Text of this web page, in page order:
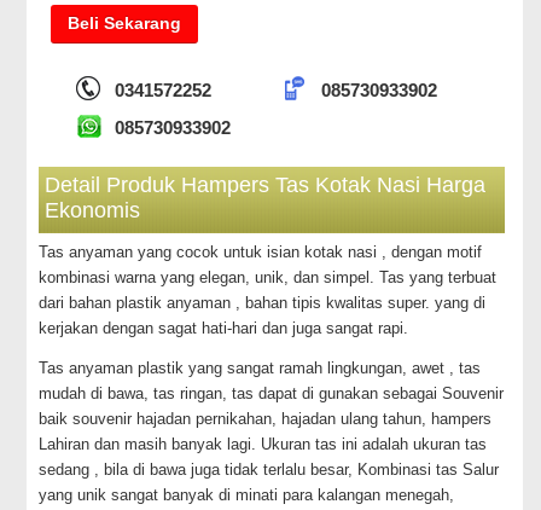
Beli Sekarang
0341572252
085730933902
085730933902
Detail Produk Hampers Tas Kotak Nasi Harga
Ekonomis
Tas anyaman yang cocok untuk isian kotak nasi , dengan motif
kombinasi warna yang elegan, unik, dan simpel. Tas yang terbuat
dari bahan plastik anyaman , bahan tipis kwalitas super. yang di
kerjakan dengan sagat hati-hari dan juga sangat rapi.
Tas anyaman plastik yang sangat ramah lingkungan, awet , tas
mudah di bawa, tas ringan, tas dapat di gunakan sebagai Souvenir
baik souvenir hajadan pernikahan, hajadan ulang tahun, hampers
Lahiran dan masih banyak lagi. Ukuran tas ini adalah ukuran tas
sedang , bila di bawa juga tidak terlalu besar, Kombinasi tas Salur
yang unik sangat banyak di minati para kalangan menegah,